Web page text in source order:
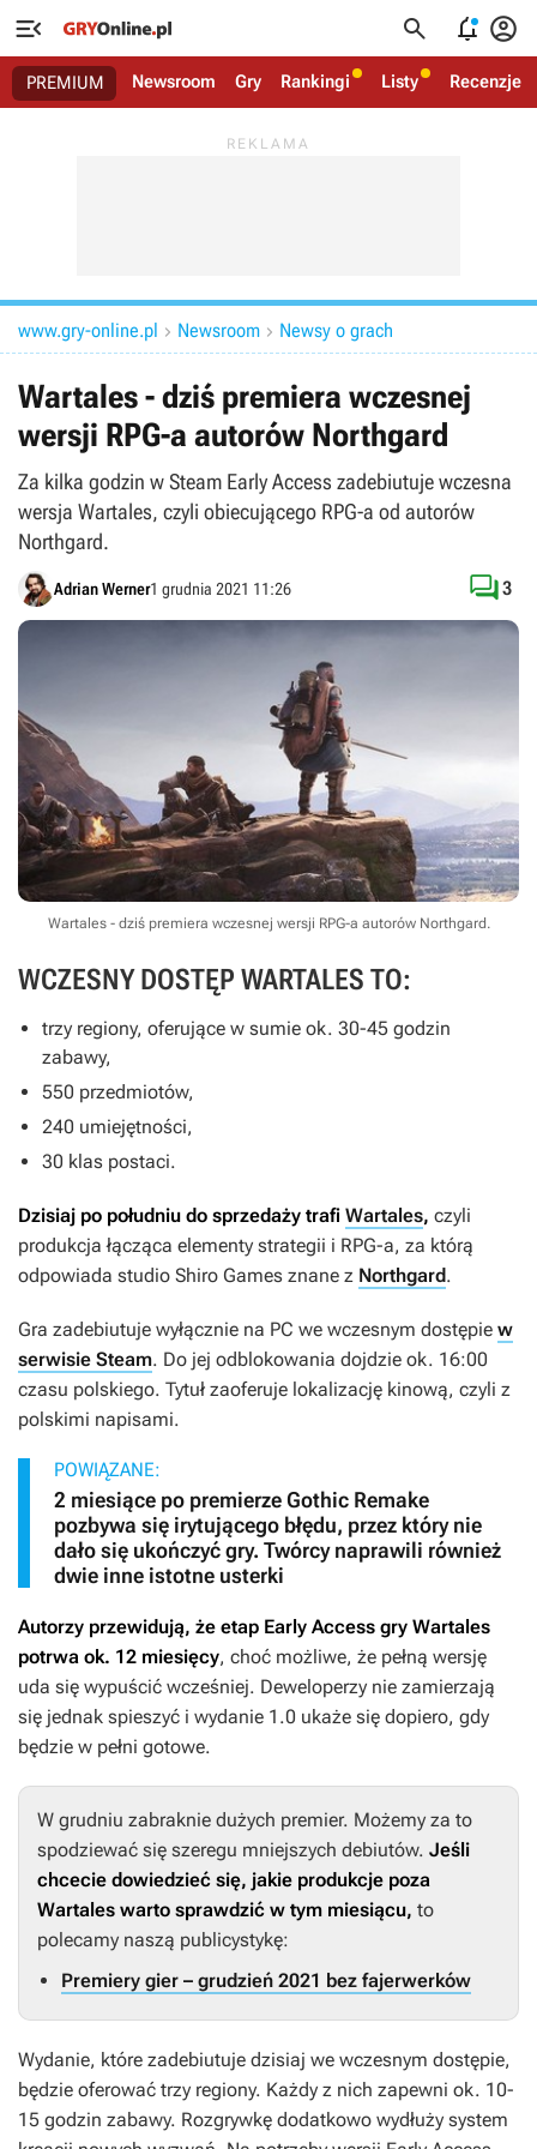
   
PREMIUM Newsroom Gry Rankingi Listy Recenzje
www.gry-online.pl  Newsroom  Newsy o grach
Wartales - dziś premiera wczesnej
wersji RPG-a autorów Northgard
Za kilka godzin w Steam Early Access zadebiutuje wczesna
wersja Wartales, czyli obiecującego RPG-a od autorów
Northgard.
Adrian Werner1 grudnia 2021 11:26 3
Wartales - dziś premiera wczesnej wersji RPG-a autorów Northgard.
WCZESNY DOSTĘP WARTALES TO:
trzy regiony, oferujące w sumie ok. 30-45 godzin
zabawy,
550 przedmiotów,
240 umiejętności,
30 klas postaci.
Dzisiaj po południu do sprzedaży trafi Wartales, czyli
produkcja łącząca elementy strategii i RPG-a, za którą
odpowiada studio Shiro Games znane z Northgard.
Gra zadebiutuje wyłącznie na PC we wczesnym dostępie w
serwisie Steam. Do jej odblokowania dojdzie ok. 16:00
czasu polskiego. Tytuł zaoferuje lokalizację kinową, czyli z
polskimi napisami.
POWIĄZANE:
2 miesiące po premierze Gothic Remake
pozbywa się irytującego błędu, przez który nie
dało się ukończyć gry. Twórcy naprawili również
dwie inne istotne usterki
Autorzy przewidują, że etap Early Access gry Wartales
potrwa ok. 12 miesięcy, choć możliwe, że pełną wersję
uda się wypuścić wcześniej. Deweloperzy nie zamierzają
się jednak spieszyć i wydanie 1.0 ukaże się dopiero, gdy
będzie w pełni gotowe.
W grudniu zabraknie dużych premier. Możemy za to
spodziewać się szeregu mniejszych debiutów. Jeśli
chcecie dowiedzieć się, jakie produkcje poza
Wartales warto sprawdzić w tym miesiącu, to
polecamy naszą publicystykę:
Premiery gier – grudzień 2021 bez fajerwerków
Wydanie, które zadebiutuje dzisiaj we wczesnym dostępie,
będzie oferować trzy regiony. Każdy z nich zapewni ok. 10-
15 godzin zabawy. Rozgrywkę dodatkowo wydłuży system